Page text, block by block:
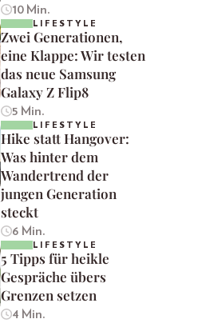
10 Min.
LIFESTYLE
Zwei Generationen,
eine Klappe: Wir testen
das neue Samsung
Galaxy Z Flip8
5 Min.
LIFESTYLE
Hike statt Hangover:
Was hinter dem
Wandertrend der
jungen Generation
steckt
6 Min.
LIFESTYLE
5 Tipps für heikle
Gespräche übers
Grenzen setzen
4 Min.